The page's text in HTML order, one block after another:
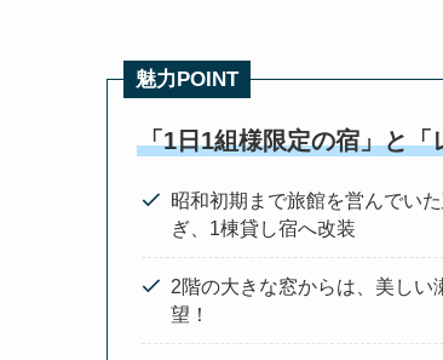
魅力POINT
「1日1組様限定の宿」と
昭和初期まで旅館を営んでい
ぎ、1棟貸し宿へ改装
2階の大きな窓からは、美しい
望！